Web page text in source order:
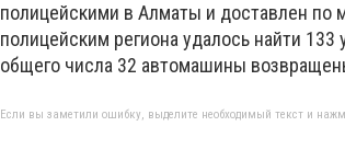
полицейскими в Алматы и доставлен по
полицейским региона удалось найти
общего числа 32 автомашины
Если вы заметили ошибку, выделите необходимый текст и